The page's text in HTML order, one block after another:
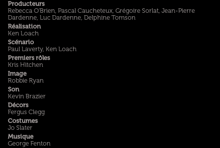
Producteurs
Rebecca O'Brien, Pascal Caucheteux, Grégoire Sorlat, Jean-Pierre
Dardenne, Luc Dardenne, Delphine Tomson
Réalisation
Ken Loach
Scénario
Paul Laverty, Ken Loach
Premiers rôles
Kris Hitchen
Image
Robbie Ryan
Son
Kevin Brazier
Décors
Fergus Clegg
Costumes
Jo Slater
Musique
George Fenton